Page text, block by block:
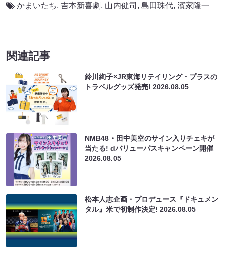
かまいたち, 吉本新喜劇 , 山内健司 , 島田珠代, 濱家隆一
関連記事
鈴川絢子×JR東海リテイリング・プラスの
トラベルグッズ発売!2026.08.05
NMB48・田中美空のサイン入りチェキが
当たる! dバリューパスキャンペーン開催
2026.08.05
松本人志企画・プロデュース『ドキュメン
タル』米で初制作決定!2026.08.05